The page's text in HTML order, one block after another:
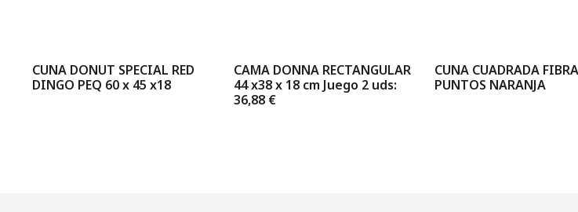
CUNA DONUT SPECIAL RED
DINGO PEQ 60 x 45 x18
CAMA DONNA RECTANGULAR
44 x38 x 18 cm Juego 2 uds:
36,88 €
CUNA CUADRADA
PUNTOS NARANJA